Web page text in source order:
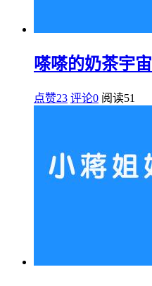
嗏嗏的奶茶宇宙
点赞23 评论0 阅读51